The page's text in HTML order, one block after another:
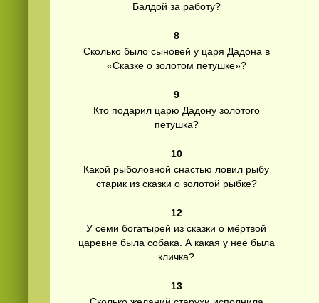
Балдой за работу?
8
Сколько было сыновей у царя Дадона в
«Сказке о золотом петушке»?
9
Кто подарил царю Дадону золотого
петушка?
10
Какой рыболовной снастью ловил рыбу
старик из сказки о золотой рыбке?
12
У семи богатырей из сказки о мёртвой
царевне была собака. А какая у неё была
кличка?
13